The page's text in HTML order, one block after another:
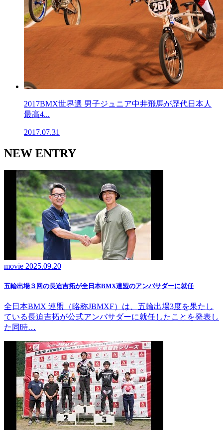
2017BMX世界選 男子ジュニア中井飛馬が歴代日本人
最高4...
2017.07.31
NEW ENTRY
movie 2025.09.20
五輪出場３回の長迫吉拓が全日本BMX連盟のアンバサダーに就任
全日本BMX 連盟（略称JBMXF）は、五輪出場3度を果たし
ている長迫吉拓が公式アンバサダーに就任したことを発表し
た同時…